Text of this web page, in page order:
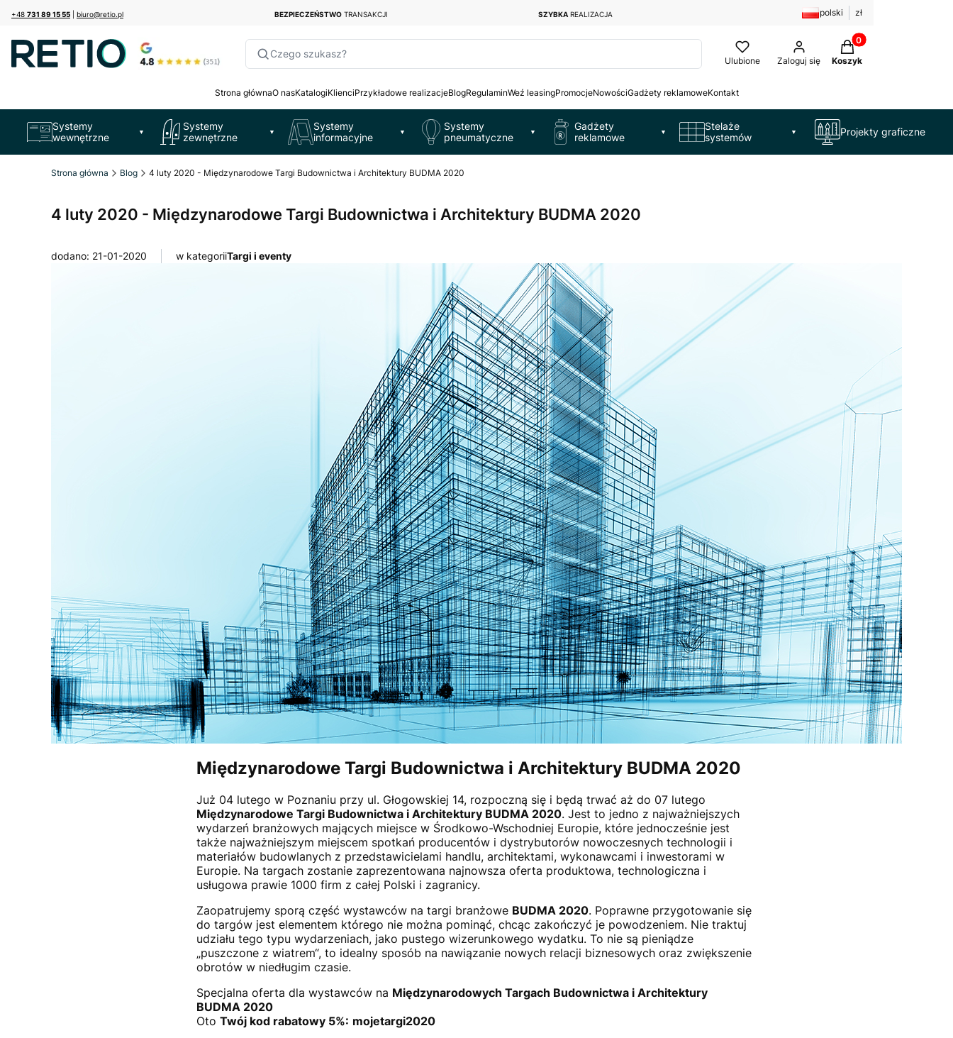
+48 731 89 15 55 biuro@retio.pl BEZPIECZEŃSTWO TRANSAKCJI SZYBKAREALIZACJA polski zł
Czego szukasz?
Ulubione Zaloguj się
Produkty w koszyku:
Koszyk
Strona głównaO nasKatalogiKlienciPrzykładowe realizacjeBlogRegulaminWeź leasingPromocjeNowościGadżety reklamoweKontakt
Systemy
wewnętrzne
▼
Systemy
zewnętrzne
▼
Systemy
informacyjne
▼
Systemy
pneumatyczne
▼
Gadżety
reklamowe
▼
Stelaże
systemów
▼ Projekty graficzne
Strona główna Blog 4 luty 2020 - Międzynarodowe Targi Budownictwa i Architektury BUDMA 2020
4 luty 2020 - Międzynarodowe Targi Budownictwa i Architektury BUDMA 2020
dodano: 21-01-2020 w kategoriiTargi i eventy
Międzynarodowe Targi Budownictwa i Architektury BUDMA 2020
Już 04 lutego w Poznaniu przy ul. Głogowskiej 14, rozpoczną się i będą trwać aż do 07 lutego
Międzynarodowe Targi Budownictwa i Architektury BUDMA 2020. Jest to jedno z najważniejszych
wydarzeń branżowych mających miejsce w Środkowo-Wschodniej Europie, które jednocześnie jest
także najważniejszym miejscem spotkań producentów i dystrybutorów nowoczesnych technologii i
materiałów budowlanych z przedstawicielami handlu, architektami, wykonawcami i inwestorami w
Europie. Na targach zostanie zaprezentowana najnowsza oferta produktowa, technologiczna i
usługowa prawie 1000 firm z całej Polski i zagranicy.
Zaopatrujemy sporą część wystawców na targi branżowe BUDMA 2020. Poprawne przygotowanie się
do targów jest elementem którego nie można pominąć, chcąc zakończyć je powodzeniem. Nie traktuj
udziału tego typu wydarzeniach, jako pustego wizerunkowego wydatku. To nie są pieniądze
„puszczone z wiatrem“, to idealny sposób na nawiązanie nowych relacji biznesowych oraz zwiększenie
obrotów w niedługim czasie.
Specjalna oferta dla wystawców na Międzynarodowych Targach Budownictwa i Architektury
BUDMA 2020
OtoTwój kod rabatowy 5%: mojetargi2020